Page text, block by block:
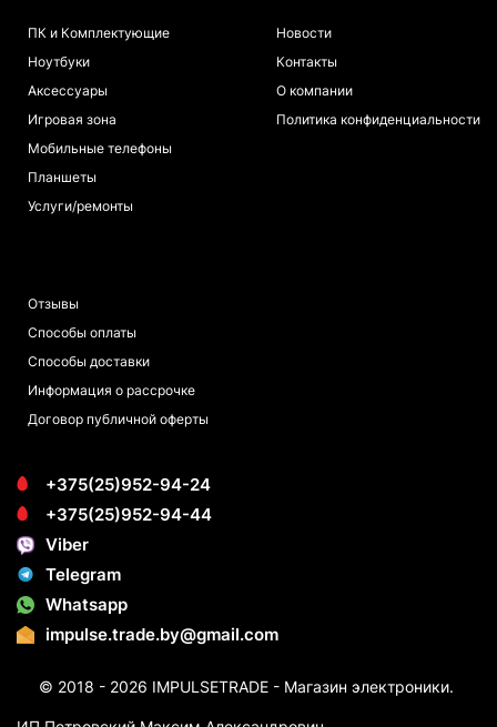
ПК и Комплектующие
Ноутбуки
Аксессуары
Игровая зона
Мобильные телефоны
Планшеты
Услуги/ремонты
Новости
Контакты
О компании
Политика конфиденциальности
Отзывы
Способы оплаты
Способы доставки
Информация о рассрочке
Договор публичной оферты
+375(25)952-94-24
+375(25)952-94-44
Viber
Telegram
Whatsapp
impulse.trade.by@gmail.com
© 2018 - 2026 IMPULSETRADE - Магазин электроники.